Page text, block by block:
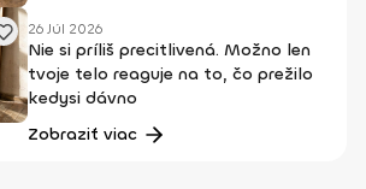
26 Júl 2026
Nie si príliš precitlivená. Možno len
tvoje telo reaguje na to, čo prežilo
kedysi dávno
Zobraziť viac